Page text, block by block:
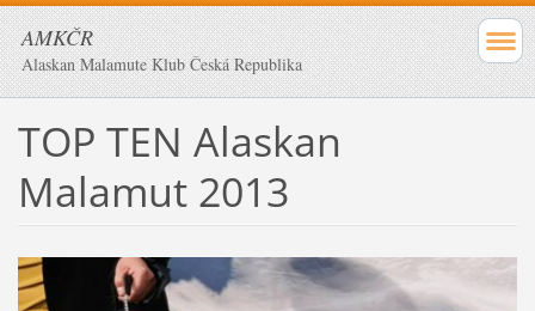
AMKČR
Alaskan Malamute Klub Česká Republika
TOP TEN Alaskan
Malamut 2013